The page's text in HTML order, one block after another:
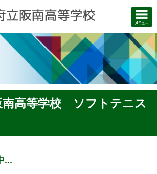
南高等学校 ソフトテニス
...